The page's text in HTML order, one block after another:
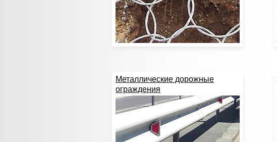
Металлические дорожные
ограждения